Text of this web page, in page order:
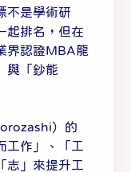
不是學術研
起排名，但在
界認證MBA龍
與「鈔能
）的
工作」、「工
志」來提升工